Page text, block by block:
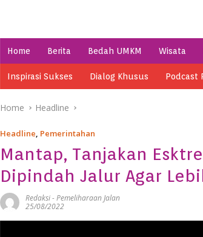
Home Berita Bedah UMKM Wisata
Inspirasi Sukses Dialog Khusus Podcast
Home Headline
Headline, Pemerintahan
Mantap, Tanjakan
Dipindah Jalur Agar
Redaksi-Pemeliharaan Jalan
25/08/2022